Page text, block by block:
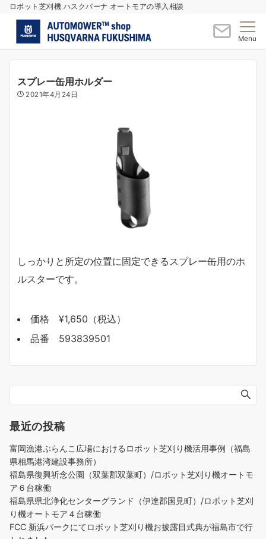
ロボット芝刈機 ハスクバーナ オートモアの導入相談
Menu
スプレー缶用ホルダー
2021年4月24日
しっかりと所定の位置に固定できるスプレー缶用のホ
ルスターです。
価格 ¥1,650（税込）
品番 593839501
最近の投稿
富岡漁港ぶらんこ広場におけるロボット芝刈り機活用事例（福島
県相馬港湾建設事務所）
福島県復興祈念公園（双葉郡双葉町）/ロボット芝刈り機オートモ
ア６台稼働
福島県県北浄化センターグランド（伊達郡国見町）/ロボット芝刈
り機オートモア４台稼働
FCC 新浜パークにてロボット芝刈り機お披露目式典が福島市で行